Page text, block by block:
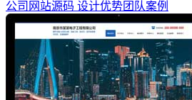
公司网站源码 设计优势团队案例